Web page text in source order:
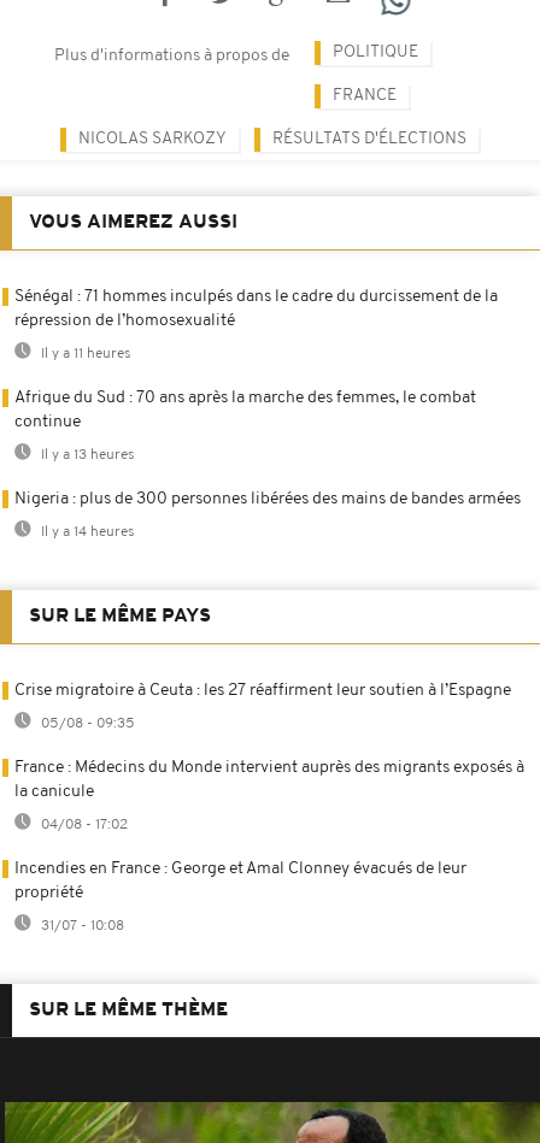
Plus d'informations à propos de POLITIQUE
FRANCE
NICOLAS SARKOZY RÉSULTATS D'ÉLECTIONS
VOUS AIMEREZ AUSSI
Sénégal : 71 hommes inculpés dans le cadre du durcissement de la
répression de l’homosexualité
Il y a 11 heures
Afrique du Sud : 70 ans après la marche des femmes, le combat
continue
Il y a 13 heures
Nigeria : plus de 300 personnes libérées des mains de bandes armées
Il y a 14 heures
SUR LE MÊME PAYS
Crise migratoire à Ceuta : les 27 réaffirment leur soutien à l’Espagne
05/08 - 09:35
France : Médecins du Monde intervient auprès des migrants exposés à
la canicule
04/08 - 17:02
Incendies en France : George et Amal Clonney évacués de leur
propriété
31/07 - 10:08
SUR LE MÊME THÈME